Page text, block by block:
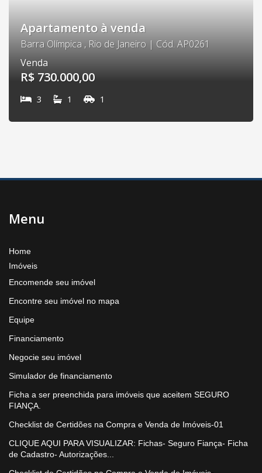
Apartamento à venda
Barra Olímpica , Rio de Janeiro | Cód. AP0261
Venda
R$ 730.000,00
3 1 1
Menu
Home
Imóveis
Encomende seu imóvel
Encontre seu imóvel no mapa
Equipe
Financiamento
Negocie seu imóvel
Simulador de financiamento
Ficha a ser preenchida para imóveis que aceitem SEGURO
FIANÇA.
Checklist de Certidões na Compra e Venda de Imóveis-01
CLIQUE AQUI PARA VISUALIZAR: Fichas- Seguro Fiança- Ficha
de Cadastro- Autorizações...